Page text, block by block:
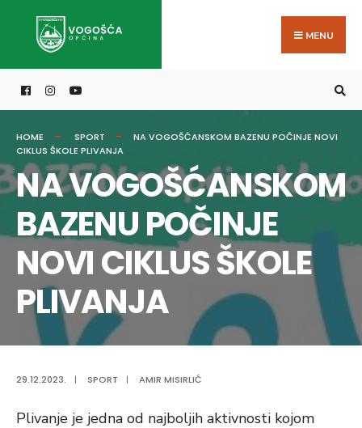
MENU
HOME SPORT
NA VOGOŠĆANSKOM BAZENU POČINJE NOVI
CIKLUS ŠKOLE PLIVANJA
NA VOGOŠĆANSKOM
BAZENU POČINJE
NOVI CIKLUS ŠKOLE
PLIVANJA
29.12.2023. | SPORT | AMIR MISIRLIĆ
Plivanje je jedna od najboljih aktivnosti kojom
for: